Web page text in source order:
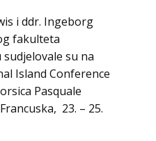
i ddr. Ingeborg
fakulteta
su na
Island Conference
Pasquale
23. – 25.